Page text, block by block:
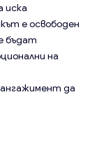
иска
е освободен
бъдат
на
да